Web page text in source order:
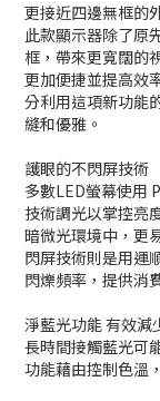
更接近四邊無框的
此款顯示器除了原
框，帶來更寬闊的
更加便捷並提高效
分利用這項新功能
縫和優雅。
護眼的不閃屏技術
多數LED螢幕使用
技術調光以掌控亮
暗微光環境中，更
閃屏技術則是用運
閃爍頻率，提供消
淨藍光功能 有效減
長時間接觸藍光可
功能藉由控制色溫